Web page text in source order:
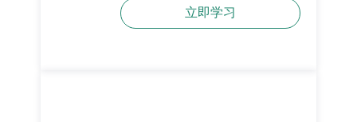
立即学习